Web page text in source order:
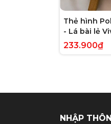
Thẻ hình
- Lá bài lẻ
Rare tiếng
233.900₫
NHẬP